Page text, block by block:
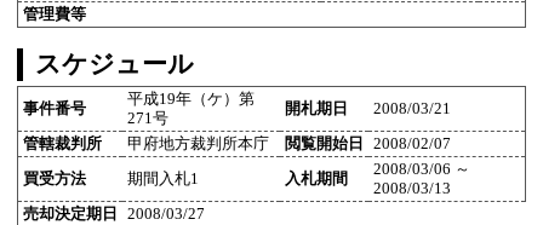
管理費等
スケジュール
事件番号
平成19年（ケ）第
271号
開札期日 2008/03/21
管轄裁判所 甲府地方裁判所本庁 閲覧開始日 2008/02/07
買受方法 期間入札1 入札期間
2008/03/06 ～
2008/03/13
売却決定期日
2008/03/27